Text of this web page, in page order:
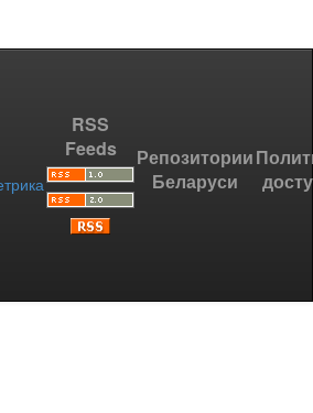
RSS
Feeds
Репозитории
Беларуси